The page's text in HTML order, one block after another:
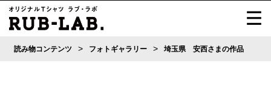
読み物コンテンツ > フォトギャラリー > 埼玉県 安西さまの作品